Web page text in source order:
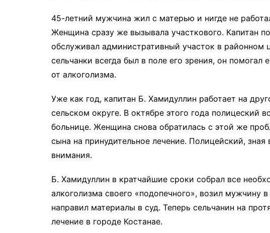
45-летний мужчина жил с матерью и нигде не
Женщина сразу же вызывала участкового. Капитан
обслуживал административный участок в районном
сельчанки всегда был в поле его зрения, он помогал
от алкоголизма.
Уже как год, капитан Б. Хамидуллин работает на
сельском округе. В октябре этого года полицеский
больнице. Женщина снова обратилась с этой же
сына на принудительное лечение. Полицейский,
внимания.
Б. Хамидуллин в кратчайшие сроки собрал все
алкоголизма своего «подопечного», возил мужчину
направил материалы в суд. Теперь сельчанин на
лечение в городе Костанае.